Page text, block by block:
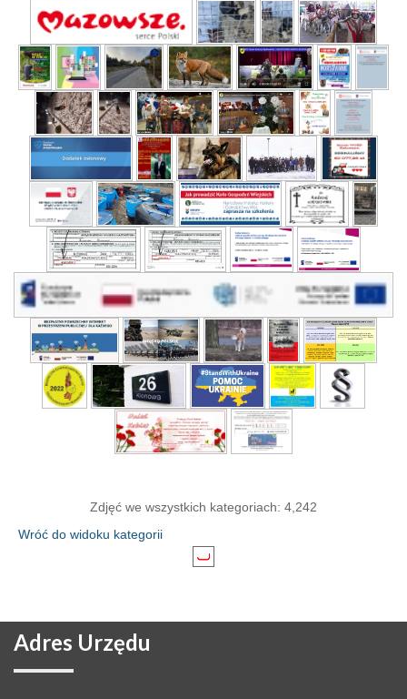
Zdjęć we wszystkich kategoriach: 4,242
Wróć do widoku kategorii
Adres Urzędu